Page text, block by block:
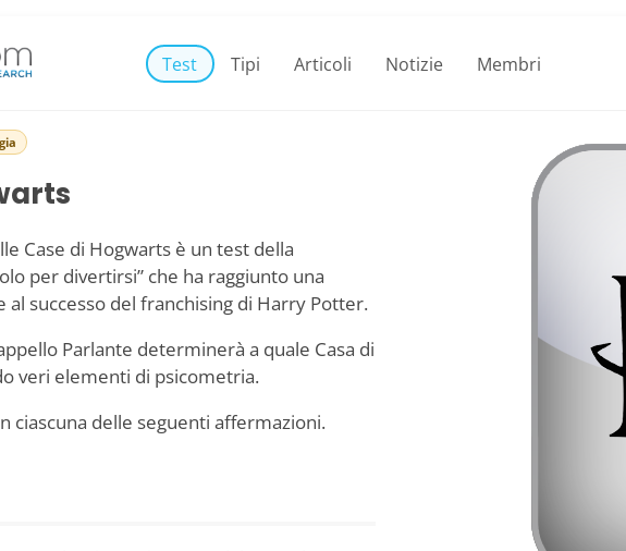
Test Tipi Articoli Notizie Membri
Case di Hogwarts è un test della
per divertirsi” che ha raggiunto una
successo del franchising di Harry Potter.
Parlante determinerà a quale Casa di
veri elementi di psicometria.
ciascuna delle seguenti affermazioni.